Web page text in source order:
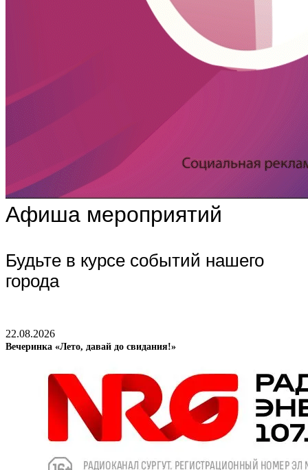
Афиша мероприятий
Будьте в курсе событий нашего
города
22.08.2026
Вечеринка «Лето, давай до свидания!»